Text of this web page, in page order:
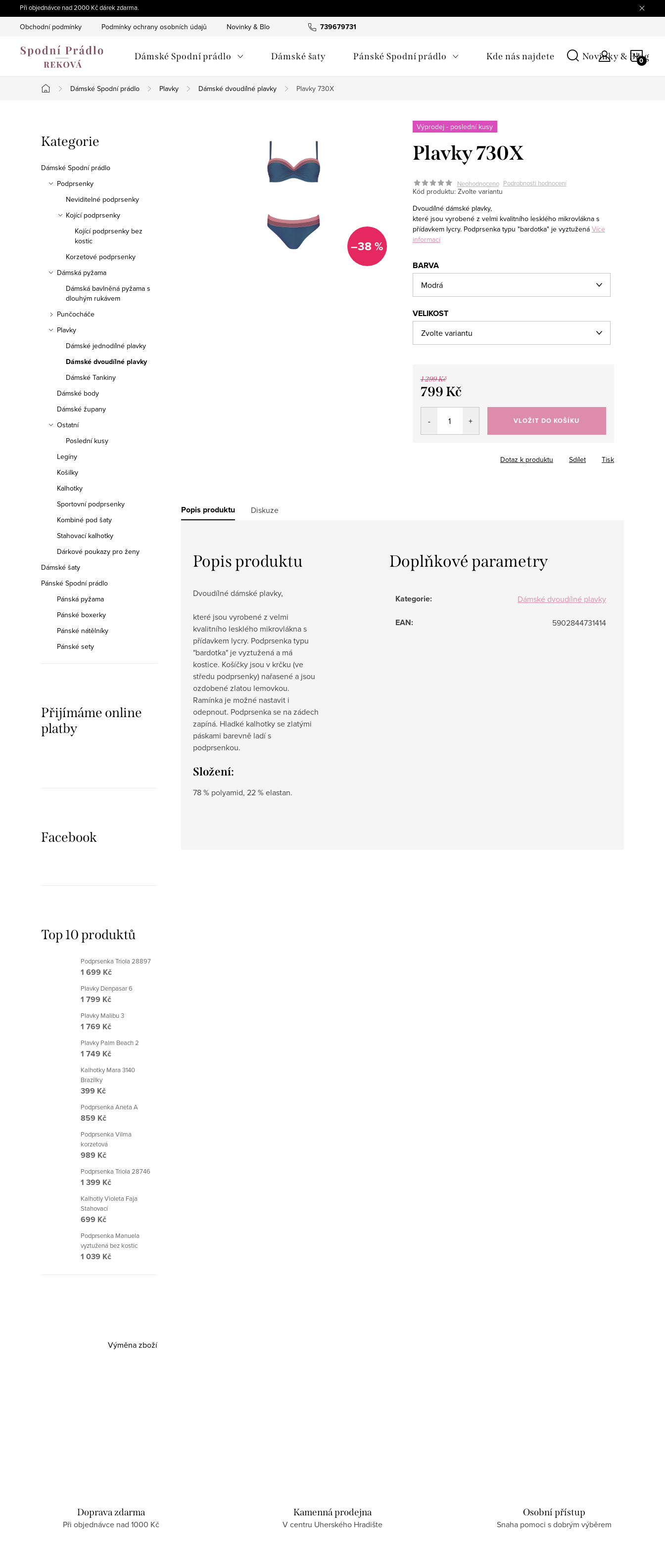
na
obsah
Při objednávce nad 2000 Kč dárek zdarma.
739679731
Obchodní podmínky Podmínky ochrany osobních údajů Novinky & Blog
Dámské Spodní prádlo Dámské šaty Pánské Spodní prádlo Kde nás najdete Novinky & Blog
Domů
Dámské Spodní prádlo Plavky Dámské dvoudílné plavky Plavky 730X
o
s
Přeskočit
kategorie
Kategorie
Dámské Spodní prádlo
Podprsenky
Neviditelné podprsenky
Kojící podprsenky
Kojící podprsenky bez
kostic
Korzetové podprsenky
Dámská pyžama
Dámská bavlněná pyžama s
dlouhým rukávem
Punčocháče
Plavky
Dámské jednodílné plavky
Dámské dvoudílné plavky
Dámské Tankiny
Dámské body
Dámské župany
Ostatní
Poslední kusy
Legíny
Košilky
Kalhotky
Sportovní podprsenky
Kombiné pod šaty
Stahovací kalhotky
Dárkové poukazy pro ženy
Dámské šaty
Pánské Spodní prádlo
Pánská pyžama
Pánské boxerky
Pánské nátělníky
Pánské sety
Přijímáme online
platby
Facebook
Top 10 produktů
Podprsenka Triola 28897
1 699 Kč
Plavky Denpasar 6
1 799 Kč
Plavky Malibu 3
1 769 Kč
Plavky Palm Beach 2
1 749 Kč
Kalhotky Mara 3140
Brazilky
399 Kč
Podprsenka Aneta A
859 Kč
Podprsenka Vilma
korzetová
989 Kč
Podprsenka Triola 28746
1 399 Kč
Kalhotly Violeta Faja
Stahovací
699 Kč
Podprsenka Manuela
vyztužená bez kostic
1 039 Kč
Výměna zboží
–38 %
Výprodej - poslední kusy
Plavky 730X
Neohodnoceno Podrobnosti hodnocení
Kód produktu: Zvolte variantu
Dvoudílné dámské plavky,
které jsou vyrobené z velmi kvalitního lesklého mikrovlákna s
přídavkem lycry. Podprsenka typu "bardotka" je vyztužená Více
informací
BARVA
VELIKOST
1 299 Kč
799 Kč
Měrná
VLOŽIT DO KOŠÍKU
Tisk
Dotaz k produktu Sdílet
Popis produktu Diskuze
Popis produktu
Dvoudílné dámské plavky,
které jsou vyrobené z velmi
kvalitního lesklého mikrovlákna s
přídavkem lycry. Podprsenka typu
"bardotka" je vyztužená a má
kostice. Košíčky jsou v krčku (ve
středu podprsenky) nařasené a jsou
ozdobené zlatou lemovkou.
Ramínka je možné nastavit i
odepnout. Podprsenka se na zádech
zapíná. Hladké kalhotky se zlatými
páskami barevně ladí s
podprsenkou.
Složení:
78 % polyamid, 22 % elastan.
Doplňkové parametry
Kategorie: Dámské dvoudílné plavky
EAN: 5902844731414
Doprava zdarma
Při objednávce nad 1000 Kč
Kamenná prodejna
V centru Uherského Hradište
Osobní přístup
Snaha pomoci s dobrým výběrem